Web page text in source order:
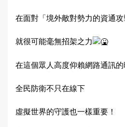
在面對「境外敵對勢力的資通
就很可能毫無招架之力
在這個眾人高度仰賴網路通訊
全民防衛不只在線下
虛擬世界的守護也一樣重要！